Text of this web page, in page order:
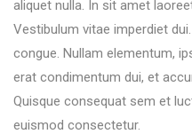
aliquet nulla. In sit amet
Vestibulum vitae imperdiet
congue. Nullam elementum,
erat condimentum dui, et
Quisque consequat sem et
euismod consectetur.